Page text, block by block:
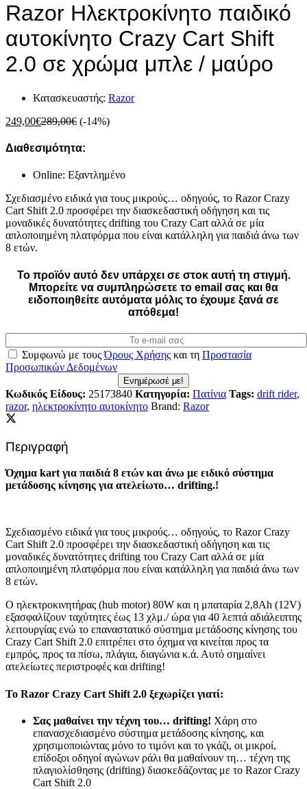
Razor Ηλεκτροκίνητο παιδικό
αυτοκίνητο Crazy Cart Shift
2.0 σε χρώμα μπλε / μαύρο
Κατασκευαστής: Razor
249,00€289,00€ (-14%)
Διαθεσιμότητα:
Online: Εξαντλημένο
Σχεδιασμένο ειδικά για τους μικρούς… οδηγούς, το Razor Crazy
Cart Shift 2.0 προσφέρει την διασκεδαστική οδήγηση και τις
μοναδικές δυνατότητες drifting του Crazy Cart αλλά σε μία
απλοποιημένη πλατφόρμα που είναι κατάλληλη για παιδιά άνω των
8 ετών.
Το προϊόν αυτό δεν υπάρχει σε στοκ αυτή τη στιγμή.
Mπορείτε να συμπληρώσετε το email σας και θα
ειδοποιηθείτε αυτόματα μόλις το έχουμε ξανά σε
απόθεμα!
Συμφωνώ με τουςΌρους Χρήσης και τη Προστασία
Προσωπικών Δεδομένων
Ενημέρωσέ με!
Κωδικός Είδους: 25173840 Κατηγορία: Πατίνια Tags: drift rider,
razor, ηλεκτροκίνητο αυτοκίνητο Brand: Razor
Περιγραφή
Όχημα kart για παιδιά 8 ετών και άνω με ειδικό σύστημα
μετάδοσης κίνησης για ατελείωτο… drifting.!
Σχεδιασμένο ειδικά για τους μικρούς… οδηγούς, το Razor Crazy
Cart Shift 2.0 προσφέρει την διασκεδαστική οδήγηση και τις
μοναδικές δυνατότητες drifting του Crazy Cart αλλά σε μία
απλοποιημένη πλατφόρμα που είναι κατάλληλη για παιδιά άνω των
8 ετών.
Ο ηλεκτροκινητήρας (hub motor) 80W και η μπαταρία 2,8Ah (12V)
εξασφαλίζουν ταχύτητες έως 13 χλμ./ ώρα για 40 λεπτά αδιάλειπτης
λειτουργίας ενώ το επαναστατικό σύστημα μετάδοσης κίνησης του
Crazy Cart Shift 2.0 επιτρέπει στο όχημα να κινείται προς τα
εμπρός, προς τα πίσω, πλάγια, διαγώνια κ.ά. Αυτό σημαίνει
ατελείωτες περιστροφές και drifting!
Το Razor Crazy Cart Shift 2.0 ξεχωρίζει γιατί:
Σας μαθαίνει την τέχνη του… drifting! Χάρη στο
επανασχεδιασμένο σύστημα μετάδοσης κίνησης, και
χρησιμοποιώντας μόνο το τιμόνι και το γκάζι, οι μικροί,
επίδοξοι οδηγοί αγώνων ράλι θα μαθαίνουν τη… τέχνη της
πλαγιολίσθησης (drifting) διασκεδάζοντας με το Razor Crazy
Cart Shift 2.0